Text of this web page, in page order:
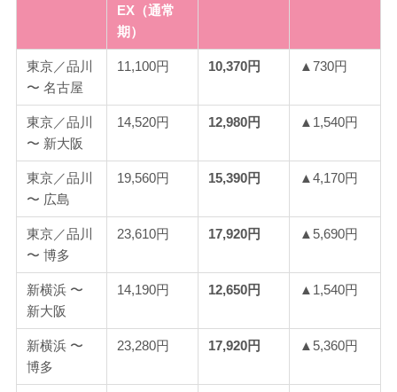
EX（通常
期）
東京／品川
〜 名古屋
11,100円 10,370円 ▲730円
東京／品川
〜 新大阪
14,520円 12,980円 ▲1,540円
東京／品川
〜 広島
19,560円 15,390円 ▲4,170円
東京／品川
〜 博多
23,610円 17,920円 ▲5,690円
新横浜 〜
新大阪
14,190円 12,650円 ▲1,540円
新横浜 〜
博多
23,280円 17,920円 ▲5,360円